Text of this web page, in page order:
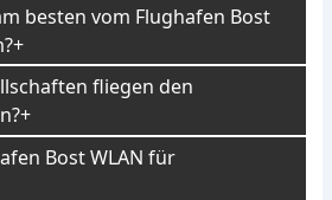
besten vom Flughafen Bost
fliegen den
Bost WLAN für